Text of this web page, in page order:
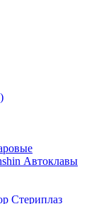
Автоклавы
Стериплаз